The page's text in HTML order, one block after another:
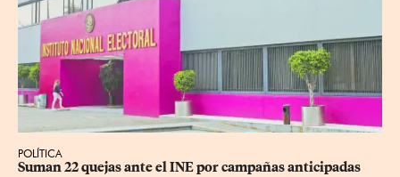
POLÍTICA
Suman 22 quejas ante el INE por campañas anticipadas